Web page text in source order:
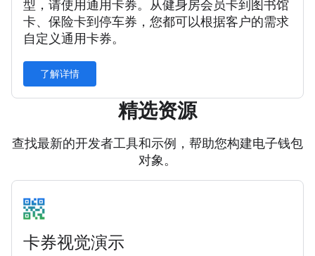
型，请使用通用卡券。从健身房会员卡到图书馆
卡、保险卡到停车券，您都可以根据客户的需求
自定义通用卡券。
了解详情
精选资源
查找最新的开发者工具和示例，帮助您构建电子钱包
对象。
卡券视觉演示